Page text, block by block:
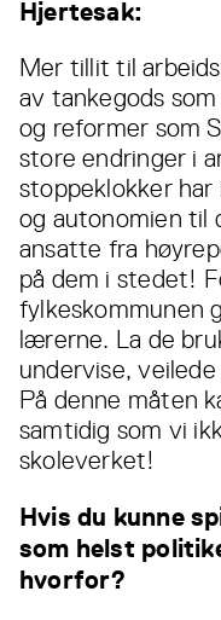
Hjertesak:
Mer tillit til
av tankegods
og reformer som
store endringer i
stoppeklokker
og autonomien til
ansatte fra
på dem i stedet!
fylkeskommunen
lærerne. La de
undervise,
På denne måten
samtidig som vi
skoleverket!
Hvis du kunne
som helst
hvorfor?